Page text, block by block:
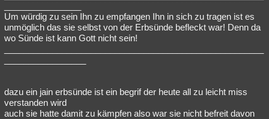
Um würdig zu sein Ihn zu empfangen Ihn in sich zu tragen ist es
unmöglich das sie selbst von der Erbsünde befleckt war! Denn da
wo Sünde ist kann Gott nicht sein!
dazu ein jain erbsünde ist ein begrif der heute all zu leicht miss
verstanden wird
auch sie hatte damit zu kämpfen also war sie nicht befreit davon